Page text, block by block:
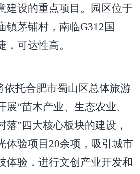
建设的重点项目。园区位于
镇茅铺村，南临G312国
，可达性高。
依托合肥市蜀山区总体旅游
展“苗木产业、生态农业、
落”四大核心板块的建设，
体验项目20余项，吸引城市
体验，进行文创产业开发和